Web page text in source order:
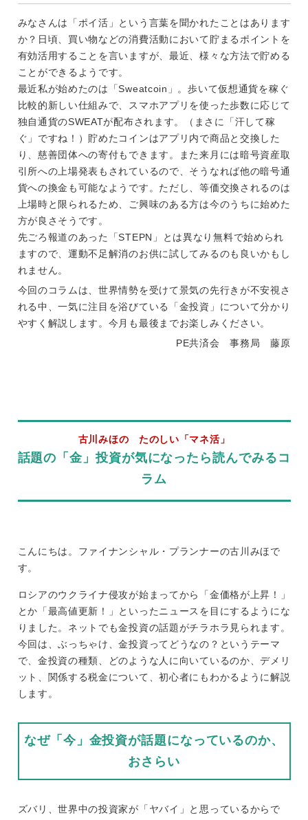
みなさんは「ポイ活」という言葉を聞かれたことはあります
か？日頃、買い物などの消費活動において貯まるポイントを
有効活用することを言いますが、最近、様々な方法で貯める
ことができるようです。
最近私が始めたのは「Sweatcoin」。歩いて仮想通貨を稼ぐ
比較的新しい仕組みで、スマホアプリを使った歩数に応じて
独自通貨のSWEATが配布されます。（まさに「汗して稼
ぐ」ですね！）貯めたコインはアプリ内で商品と交換した
り、慈善団体への寄付もできます。また来月には暗号資産取
引所への上場発表もされているので、そうなれば他の暗号通
貨への換金も可能なようです。ただし、等価交換されるのは
上場時と限られるため、ご興味のある方は今のうちに始めた
方が良さそうです。
先ごろ報道のあった「STEPN」とは異なり無料で始められ
ますので、運動不足解消のお供に試してみるのも良いかもし
れません。
今回のコラムは、世界情勢を受けて景気の先行きが不安視さ
れる中、一気に注目を浴びている「金投資」について分かり
やすく解説します。今月も最後までお楽しみください。
PE共済会 事務局 藤原
古川みほの たのしい「マネ活」
話題の「金」投資が気になったら読んでみるコ
ラム
こんにちは。ファイナンシャル・プランナーの古川みほで
す。
ロシアのウクライナ侵攻が始まってから「金価格が上昇！」
とか「最高値更新！」といったニュースを目にするようにな
りました。ネットでも金投資の話題がチラホラ見られます。
今回は、ぶっちゃけ、金投資ってどうなの？というテーマ
で、金投資の種類、どのような人に向いているのか、デメリ
ット、関係する税金について、初心者にもわかるように解説
します。
なぜ「今」金投資が話題になっているのか、
おさらい
ズバリ、世界中の投資家が「ヤバイ」と思っているからで